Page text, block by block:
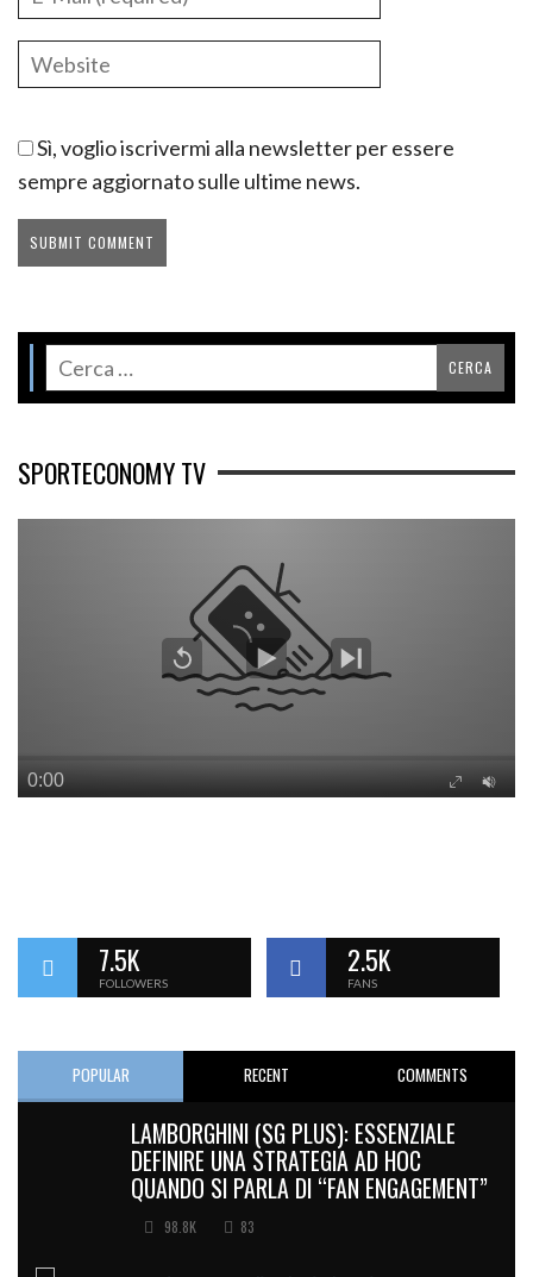
Sì, voglio iscrivermi alla newsletter per essere
sempre aggiornato sulle ultime news.
SPORTECONOMY TV
7.5K
FOLLOWERS
2.5K
FANS
POPULAR RECENT COMMENTS
LAMBORGHINI (SG PLUS): ESSENZIALE
DEFINIRE UNA STRATEGIA AD HOC
QUANDO SI PARLA DI “FAN ENGAGEMENT”
98.8K 83